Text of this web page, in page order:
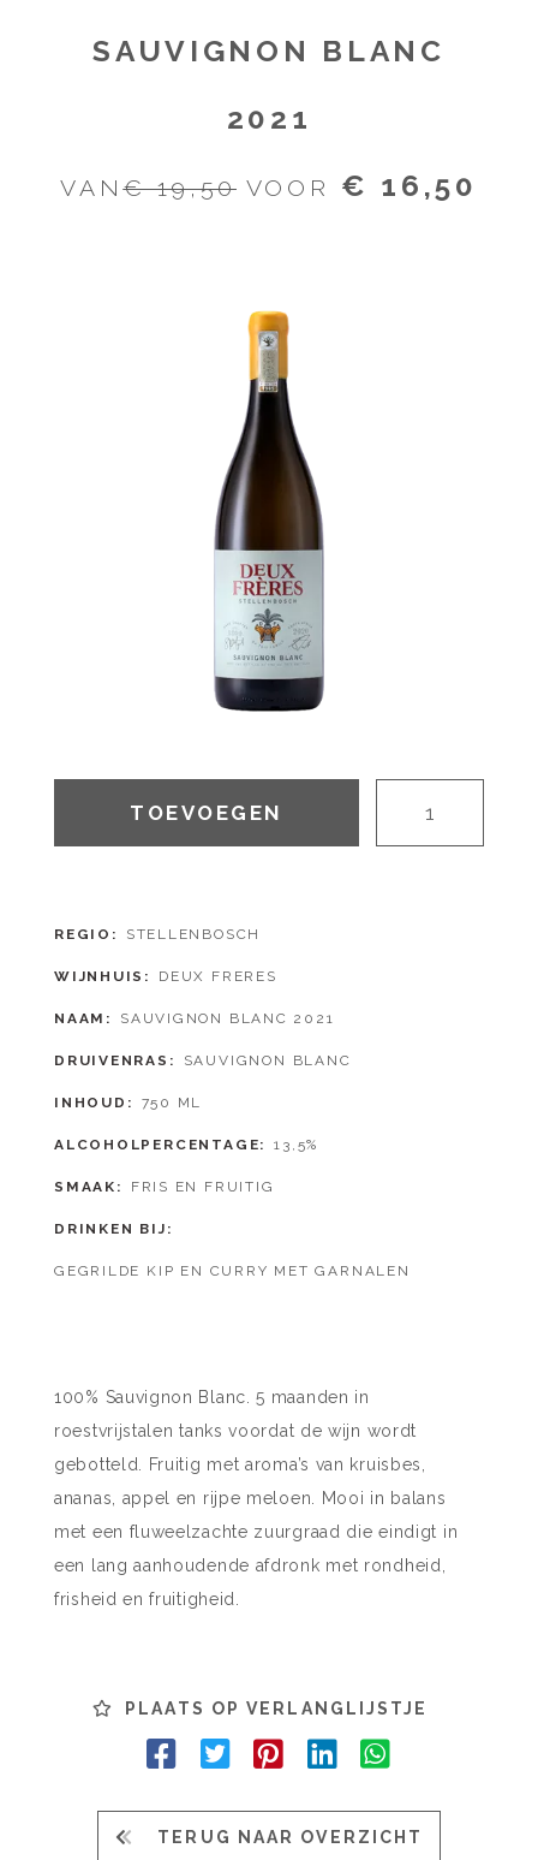
SAUVIGNON BLANC
2021
VAN€ 19,50VOOR € 16,50
TOEVOEGEN
REGIO STELLENBOSCH
WIJNHUIS DEUX FRERES
NAAM SAUVIGNON BLANC 2021
DRUIVENRAS SAUVIGNON BLANC
INHOUD 750 ML
ALCOHOLPERCENTAGE 13,5%
SMAAK FRIS EN FRUITIG
DRINKEN BIJ
GEGRILDE KIP EN CURRY MET GARNALEN
100% Sauvignon Blanc. 5 maanden in
roestvrijstalen tanks voordat de wijn wordt
gebotteld. Fruitig met aroma’s van kruisbes,
ananas, appel en rijpe meloen. Mooi in balans
met een fluweelzachte zuurgraad die eindigt in
een lang aanhoudende afdronk met rondheid,
frisheid en fruitigheid.
PLAATS OP VERLANGLIJSTJE
TERUG NAAR OVERZICHT